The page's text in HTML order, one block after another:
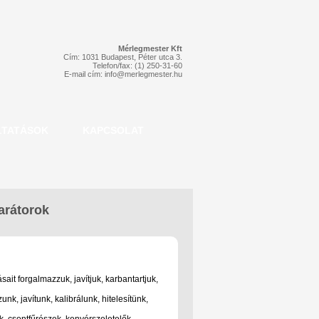
Mérlegmester Kft
Cím: 1031 Budapest, Péter utca 3.
Telefon/fax: (1) 250-31-60
E-mail cím: info@merlegmester.hu
forgalmazzuk, javítjuk, karbantartjuk,
javítunk, kalibrálunk, hitelesítünk,